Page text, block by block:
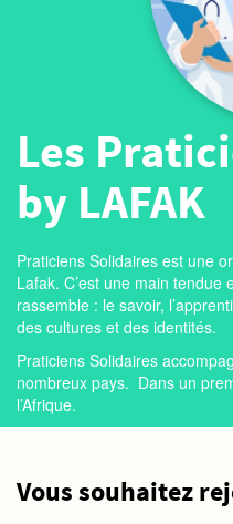
Les
by LAFAK
Praticiens Solidaires est une
Lafak. C’est une main
rassemble : le savoir,
des cultures et des identités.
Praticiens Solidaires
nombreux pays. Dans un
l’Afrique.
Vous souhaitez